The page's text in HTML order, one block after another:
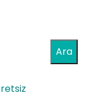
Ara